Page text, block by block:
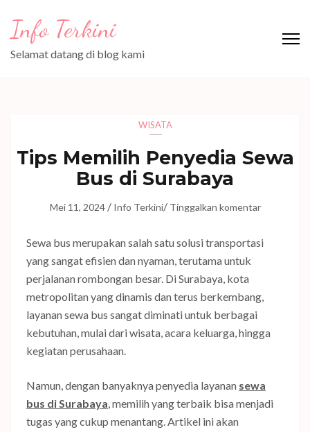
konten
(Tekan
Info Terkini
Selamat datang di blog kami
WISATA
Tips Memilih Penyedia Sewa
Bus di Surabaya
Mei 11, 2024/ Info Terkini/ Tinggalkan komentar
Sewa bus merupakan salah satu solusi transportasi
yang sangat efisien dan nyaman, terutama untuk
perjalanan rombongan besar. Di Surabaya, kota
metropolitan yang dinamis dan terus berkembang,
layanan sewa bus sangat diminati untuk berbagai
kebutuhan, mulai dari wisata, acara keluarga, hingga
kegiatan perusahaan.
Namun, dengan banyaknya penyedia layanan sewa
bus di Surabaya, memilih yang terbaik bisa menjadi
tugas yang cukup menantang. Artikel ini akan